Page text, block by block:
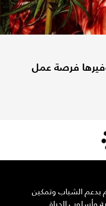
فرصة عمل
بدعم الشباب وتمكين